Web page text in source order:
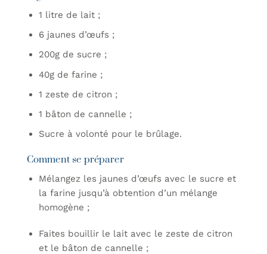
1 litre de lait ;
6 jaunes d’œufs ;
200g de sucre ;
40g de farine ;
1 zeste de citron ;
1 bâton de cannelle ;
Sucre à volonté pour le brûlage.
Comment se préparer
Mélangez les jaunes d’œufs avec le sucre et
la farine jusqu’à obtention d’un mélange
homogène ;
Faites bouillir le lait avec le zeste de citron
et le bâton de cannelle ;